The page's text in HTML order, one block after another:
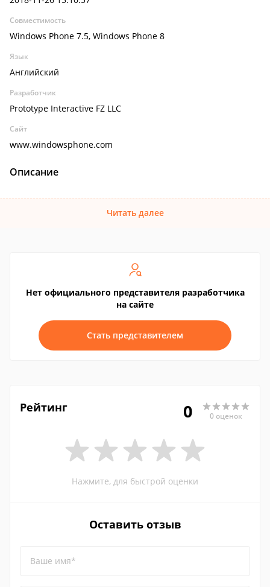
Совместимость
Windows Phone 7.5, Windows Phone 8
Язык
Английский
Разработчик
Prototype Interactive FZ LLC
Сайт
www.windowsphone.com
Описание
Читать далее
Нет официального представителя разработчика
на сайте
Стать представителем
Рейтинг 0 0 оценок
Нажмите, для быстрой оценки
Оставить отзыв
Ваше имя*